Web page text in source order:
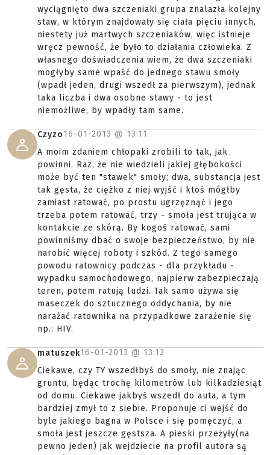
wyciągnięto dwa szczeniaki grupa znalazła kolejny
staw, w którym znajdowały się ciała pięciu innych,
niestety już martwych szczeniaków, więc istnieje
wręcz pewność, że było to działania człowieka. Z
własnego doświadczenia wiem, że dwa szczeniaki
mogłyby same wpaść do jednego stawu smoły
(wpadł jeden, drugi wszedł za pierwszym), jednak
taka liczba i dwa osobne stawy - to jest
niemożliwe, by wpadły tam same.
Czyzo16-01-2013 @ 13:11
A moim zdaniem chłopaki zrobili to tak, jak
powinni. Raz, że nie wiedzieli jakiej głębokości
może być ten "stawek" smoły; dwa, substancja jest
tak gęsta, że ciężko z niej wyjść i ktoś mógłby
zamiast ratować, po prostu ugrzęznąć i jego
trzeba potem ratować, trzy - smoła jest trująca w
kontakcie ze skórą. By kogoś ratować, sami
powinniśmy dbać o swoje bezpieczeństwo, by nie
narobić więcej roboty i szkód. Z tego samego
powodu ratownicy podczas - dla przykładu -
wypadku samochodowego, najpierw zabezpieczają
teren, potem ratują ludzi. Tak samo używa się
maseczek do sztucznego oddychania, by nie
narażać ratownika na przypadkowe zarażenie się
np.: HIV.
matuszek16-01-2013 @ 13:12
Ciekawe, czy TY wszedłbyś do smoły, nie znając
gruntu, będąc trochę kilometrów lub kilkadziesiąt
od domu. Ciekawe jakbyś wszedł do auta, a tym
bardziej zmył to z siebie. Proponuje ci wejść do
byle jakiego bagna w Polsce i się pomęczyć, a
smoła jest jeszcze gęstsza. A pieski przeżyły(na
pewno jeden) jak wejdziecie na profil autora są